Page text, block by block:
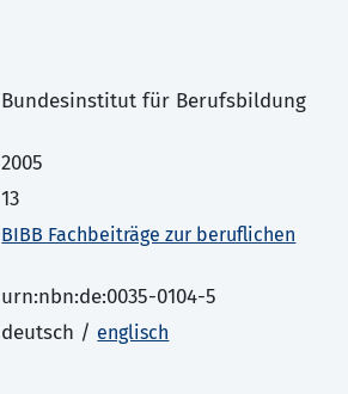
Bundesinstitut für Berufsbildung
2005
13
BIBB Fachbeiträge zur beruflichen
urn:nbn:de:0035-0104-5
deutsch / englisch